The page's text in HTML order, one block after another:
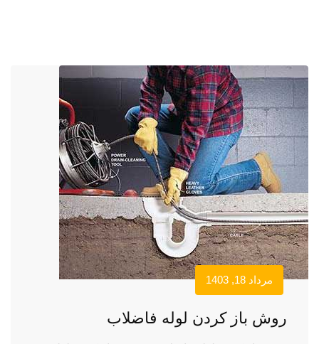
مرداد 18, 1403
روش باز کردن لوله فاضلاب